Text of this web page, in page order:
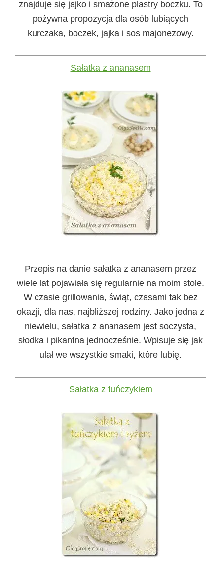
znajduje się jajko i smażone plastry boczku. To
pożywna propozycja dla osób lubiących
kurczaka, boczek, jajka i sos majonezowy.
Sałatka z ananasem
Przepis na danie sałatka z ananasem przez
wiele lat pojawiała się regularnie na moim stole.
W czasie grillowania, świąt, czasami tak bez
okazji, dla nas, najbliższej rodziny. Jako jedna z
niewielu, sałatka z ananasem jest soczysta,
słodka i pikantna jednocześnie. Wpisuje się jak
ulał we wszystkie smaki, które lubię.
Sałatka z tuńczykiem